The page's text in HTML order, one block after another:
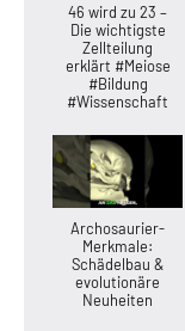
46 wird zu 23 –
Die wichtigste
Zellteilung
erklärt #Meiose
#Bildung
#Wissenschaft
Archosaurier-
Merkmale:
Schädelbau &
evolutionäre
Neuheiten